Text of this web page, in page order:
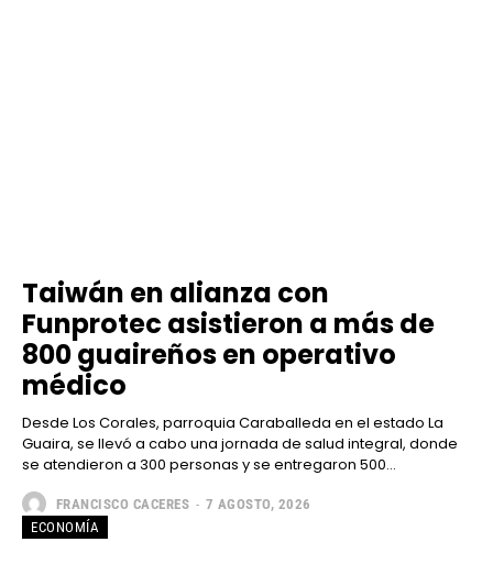
Taiwán en alianza con
Funprotec asistieron a más de
800 guaireños en operativo
médico
Desde Los Corales, parroquia Caraballeda en el estado La
Guaira, se llevó a cabo una jornada de salud integral, donde
se atendieron a 300 personas y se entregaron 500...
FRANCISCO CACERES - 7 AGOSTO, 2026
ECONOMÍA